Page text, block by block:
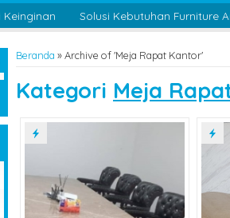
Solusi Kebutuhan Furniture Anda
Beranda »Archive of 'Meja Rapat Kantor'
Kategori Meja